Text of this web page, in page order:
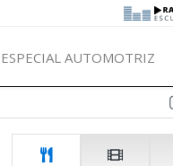
ESPECIAL AUTOMOTRIZ